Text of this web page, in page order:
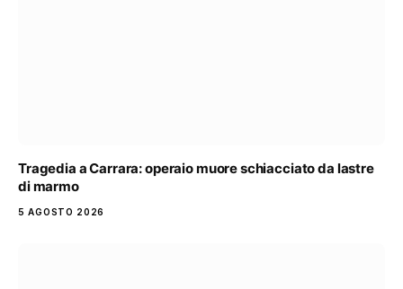
Tragedia a Carrara: operaio muore schiacciato da lastre
di marmo
5 AGOSTO 2026